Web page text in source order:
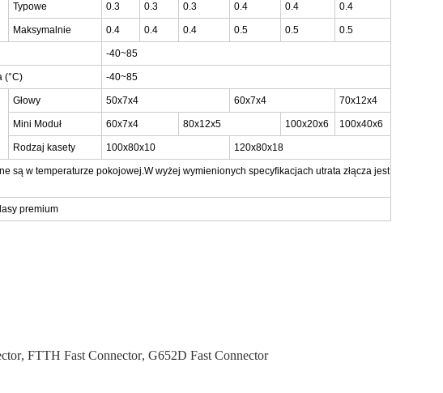
Typowe 0.3 0.3 0.3 0.4 0.4 0.4
Maksymalnie 0.4 0.4 0.4 0.5 0.5 0.5
-40~85
(°C) -40~85
Głowy 50x7x4 60x7x4 70x12x4
Mini Moduł 60x7x4 80x12x5 100x20x6 100x40x6
Rodzaj kasety 100x80x10 120x80x18
są w temperaturze pokojowej.W wyżej wymienionych specyfikacjach utrata złącza jest
premium
, FTTH Fast Connector, G652D Fast Connector